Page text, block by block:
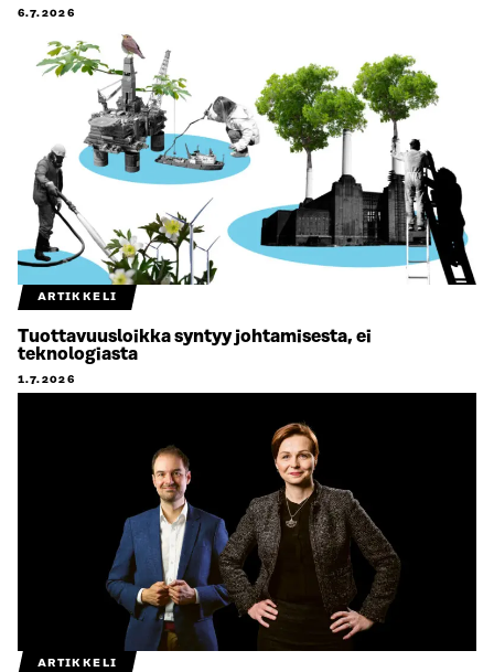
6.7.2026
ARTIKKELI
Tuottavuusloikka syntyy johtamisesta, ei
teknologiasta
1.7.2026
ARTIKKELI